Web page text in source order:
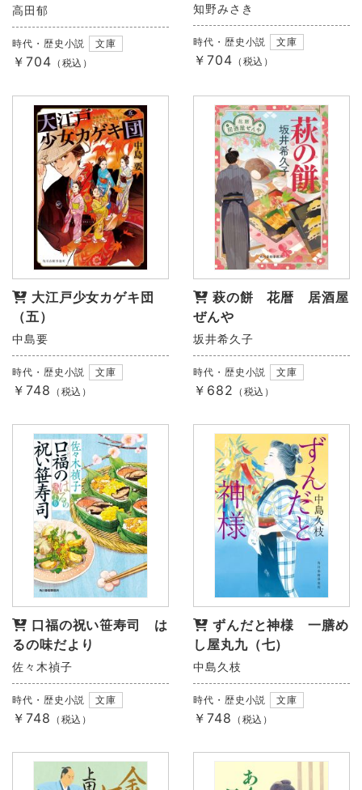
高田郁
時代・歴史小説 文庫
￥704 （税込）
知野みさき
時代・歴史小説 文庫
￥704 （税込）
大江戸少女カゲキ団
（五）
中島要
時代・歴史小説 文庫
￥748 （税込）
萩の餅 花暦 居酒屋
ぜんや
坂井希久子
時代・歴史小説 文庫
￥682 （税込）
口福の祝い笹寿司 は
るの味だより
佐々木禎子
時代・歴史小説 文庫
￥748 （税込）
ずんだと神様 一膳め
し屋丸九（七）
中島久枝
時代・歴史小説 文庫
￥748 （税込）